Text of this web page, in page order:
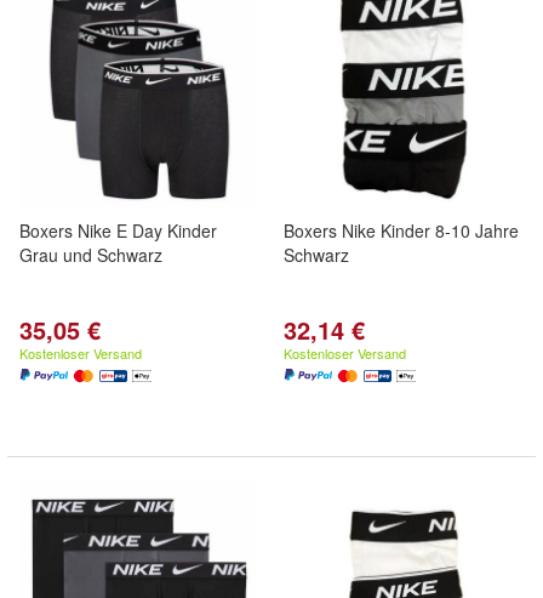
Boxers Nike E Day Kinder
Grau und Schwarz
35,05 €
Kostenloser Versand
Boxers Nike Kinder 8-10 Jahre
Schwarz
32,14 €
Kostenloser Versand